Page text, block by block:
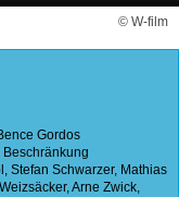
© W-film
Gordos
Beschränkung
, Stefan Schwarzer, Mathias
,Arne Zwick,